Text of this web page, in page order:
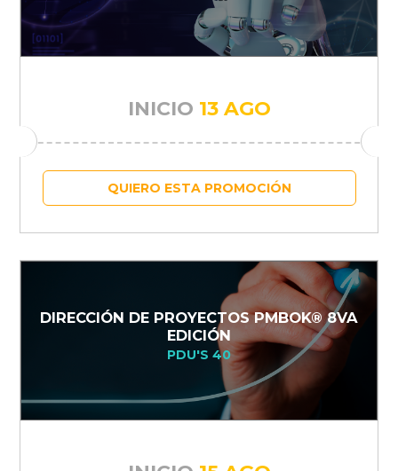
INICIO 13 AGO
QUIERO ESTA PROMOCIÓN
DIRECCIÓN DE PROYECTOS PMBOK® 8VA
EDICIÓN
PDU'S 40